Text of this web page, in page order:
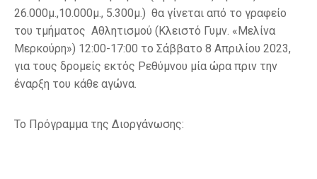
26.000μ.,10.000μ., 5.300μ.) θα γίνεται από το γραφείο
του τμήματος Αθλητισμού (Κλειστό Γυμν. «Μελίνα
Μερκούρη») 12:00-17:00 το Σάββατο 8 Απριλίου 2023,
για τους δρομείς εκτός Ρεθύμνου μία ώρα πριν την
έναρξη του κάθε αγώνα.
Το Πρόγραμμα της Διοργάνωσης: